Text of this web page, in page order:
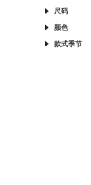
尺码
颜色
款式季节